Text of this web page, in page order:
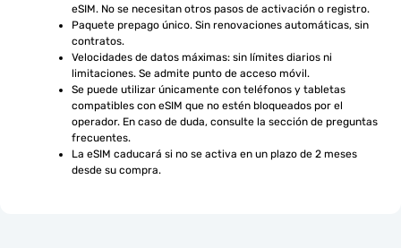
eSIM. No se necesitan otros pasos de activación o registro.
Paquete prepago único. Sin renovaciones automáticas, sin
contratos.
Velocidades de datos máximas: sin límites diarios ni
limitaciones. Se admite punto de acceso móvil.
Se puede utilizar únicamente con teléfonos y tabletas
compatibles con eSIM que no estén bloqueados por el
operador. En caso de duda, consulte la sección de preguntas
frecuentes.
La eSIM caducará si no se activa en un plazo de 2 meses
desde su compra.